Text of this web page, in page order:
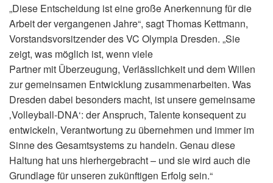
„Diese Entscheidung ist eine große Anerkennung für die
Arbeit der vergangenen Jahre“, sagt Thomas Kettmann,
Vorstandsvorsitzender des VC Olympia Dresden. „Sie
zeigt, was möglich ist, wenn viele
Partner mit Überzeugung, Verlässlichkeit und dem Willen
zur gemeinsamen Entwicklung zusammenarbeiten. Was
Dresden dabei besonders macht, ist unsere gemeinsame
‚Volleyball-DNA‘: der Anspruch, Talente konsequent zu
entwickeln, Verantwortung zu übernehmen und immer im
Sinne des Gesamtsystems zu handeln. Genau diese
Haltung hat uns hierhergebracht – und sie wird auch die
Grundlage für unseren zukünftigen Erfolg sein.“